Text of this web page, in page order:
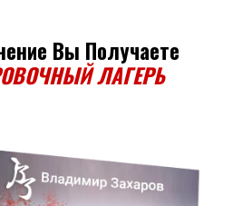
Вы Получаете
ЛАГЕРЬ